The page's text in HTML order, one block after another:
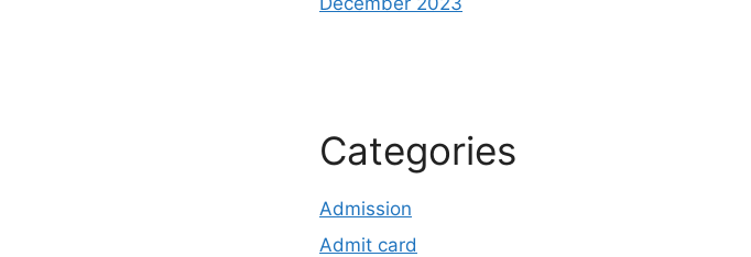
Categories
Admission
Admit card